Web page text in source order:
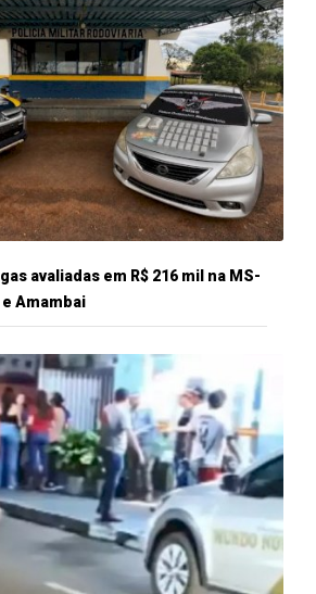
avaliadas em R$ 216 mil na MS-
Amambai